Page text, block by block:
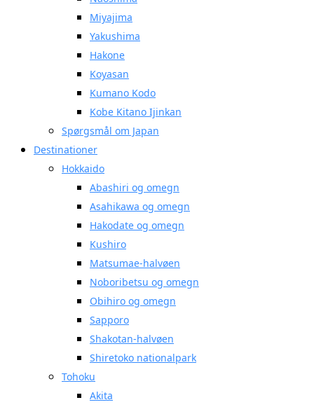
Miyajima
Yakushima
Hakone
Koyasan
Kumano Kodo
Kobe Kitano Ijinkan
Spørgsmål om Japan
Destinationer
Hokkaido
Abashiri og omegn
Asahikawa og omegn
Hakodate og omegn
Kushiro
Matsumae-halvøen
Noboribetsu og omegn
Obihiro og omegn
Sapporo
Shakotan-halvøen
Shiretoko nationalpark
Tohoku
Akita